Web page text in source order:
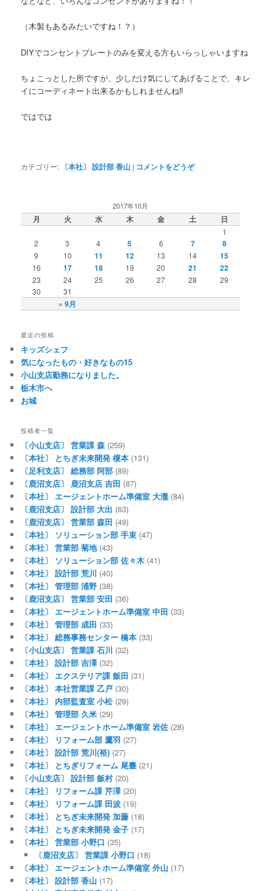
（木製もあるみたいですね！？）
DIYでコンセントプレートのみを変える方もいらっしゃいますね
ちょこっとした所ですが、少しだけ気にしてあげることで、キレ
イにコーディネート出来るかもしれませんね‼
ではでは
カテゴリー: 〔本社〕 設計部 香山 | コメントをどうぞ
2017年10月
月 火 水 木 金 土 日
« 9月
1
2
3 4 5 6 7 8
9 10 11 12 13 14 15
16 17 18 19 20 21 22
23 24 25 26 27 28
29
30
31
最近の投稿
キッズシェフ
気になったもの・好きなもの15
小山支店勤務になりました。
栃木市へ
お城
投稿者一覧
〔小山支店〕 営業課 森 (259)
〔本社〕 とちぎ未来開発 榎本 (131)
〔足利支店〕 総務部 阿部 (89)
〔鹿沼支店〕 鹿沼支店 吉田 (87)
〔本社〕 エージェントホーム準備室 大瀧 (84)
〔鹿沼支店〕 設計部 大出 (63)
〔鹿沼支店〕 営業部 森田 (49)
〔本社〕 ソリューション部 手束 (47)
〔本社〕 営業部 菊地(43)
〔本社〕 ソリューション部 佐々木 (41)
〔本社〕 設計部 荒川 (40)
〔本社〕 管理部 浦野 (38)
〔鹿沼支店〕 営業部 安田 (36)
〔本社〕 エージェントホーム準備室 中田 (33)
〔本社〕 管理部 成田 (33)
〔本社〕 総務事務センター 橋本 (33)
〔小山支店〕 営業課 石川 (32)
〔本社〕 設計部 吉澤(32)
〔本社〕 エクステリア課 飯田 (31)
〔本社〕 本社営業課 乙戸 (30)
〔本社〕 内部監査室 小松(29)
〔本社〕 管理部 久米 (29)
〔本社〕 エージェントホーム準備室 岩佐 (28)
〔本社〕 リフォーム部 鷹羽 (27)
〔本社〕 設計部 荒川(裕) (27)
〔本社〕 とちぎリフォーム 尾臺 (21)
〔小山支店〕 設計部 飯村(20)
〔本社〕 リフォーム課 芹澤(20)
〔本社〕 リフォーム課 田波 (19)
〔本社〕 とちぎ未来開発 加藤 (18)
〔本社〕 とちぎ未来開発 金子 (17)
〔本社〕 営業部 小野口 (35)
〔鹿沼支店〕 営業課 小野口 (18)
〔本社〕 エージェントホーム準備室 外山 (17)
〔本社〕 設計部 香山 (17)